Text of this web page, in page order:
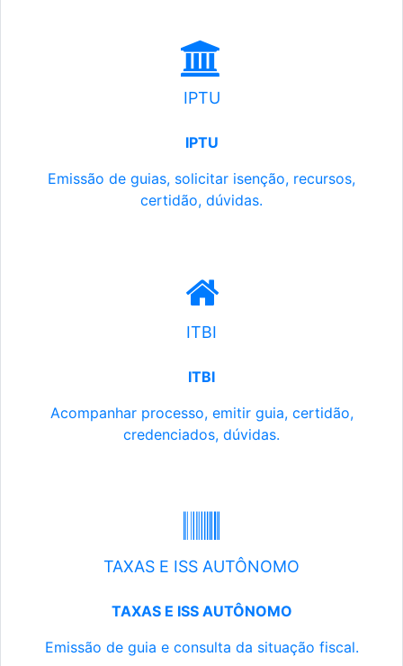
IPTU
IPTU
Emissão de guias, solicitar isenção, recursos,
certidão, dúvidas.
ITBI
ITBI
Acompanhar processo, emitir guia, certidão,
credenciados, dúvidas.
TAXAS E ISS AUTÔNOMO
TAXAS E ISS AUTÔNOMO
Emissão de guia e consulta da situação fiscal.